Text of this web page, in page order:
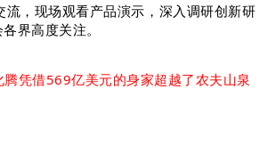
流，现场观看产品演示，深入调研创新研
界高度关注。
腾凭借569亿美元的身家超越了农夫山泉